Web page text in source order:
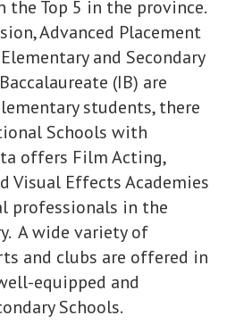
the Top 5 in the province.
Advanced Placement
and Secondary
(IB) are
students, there
Schools with
offers Film Acting,
Visual Effects Academies
professionals in the
A wide variety of
and clubs are offered in
equipped and
Schools.